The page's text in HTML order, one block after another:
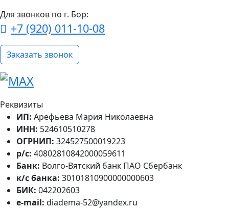
Для звонков по г. Бор:
+7 (920) 011-10-08
Заказать звонок
Реквизиты
ИП: Арефьева Мария Николаевна
ИНН: 524610510278
ОГРНИП: 324527500019223
р/с: 40802810842000059611
Банк: Волго-Вятский банк ПАО Сбербанк
к/с банка: 30101810900000000603
БИК: 042202603
e-mail: diadema-52@yandex.ru